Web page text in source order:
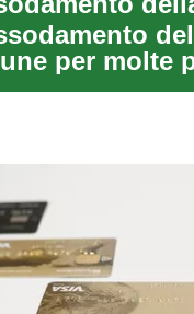
per molte
g...